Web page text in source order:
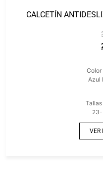
CALCETÍN
Color
Azul
VER